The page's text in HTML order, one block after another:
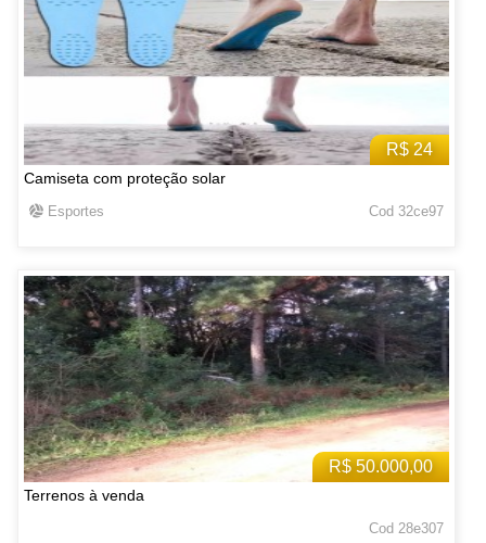
R$ 24
Camiseta com proteção solar
Esportes Cod 32ce97
R$ 50.000,00
Terrenos à venda
Cod 28e307